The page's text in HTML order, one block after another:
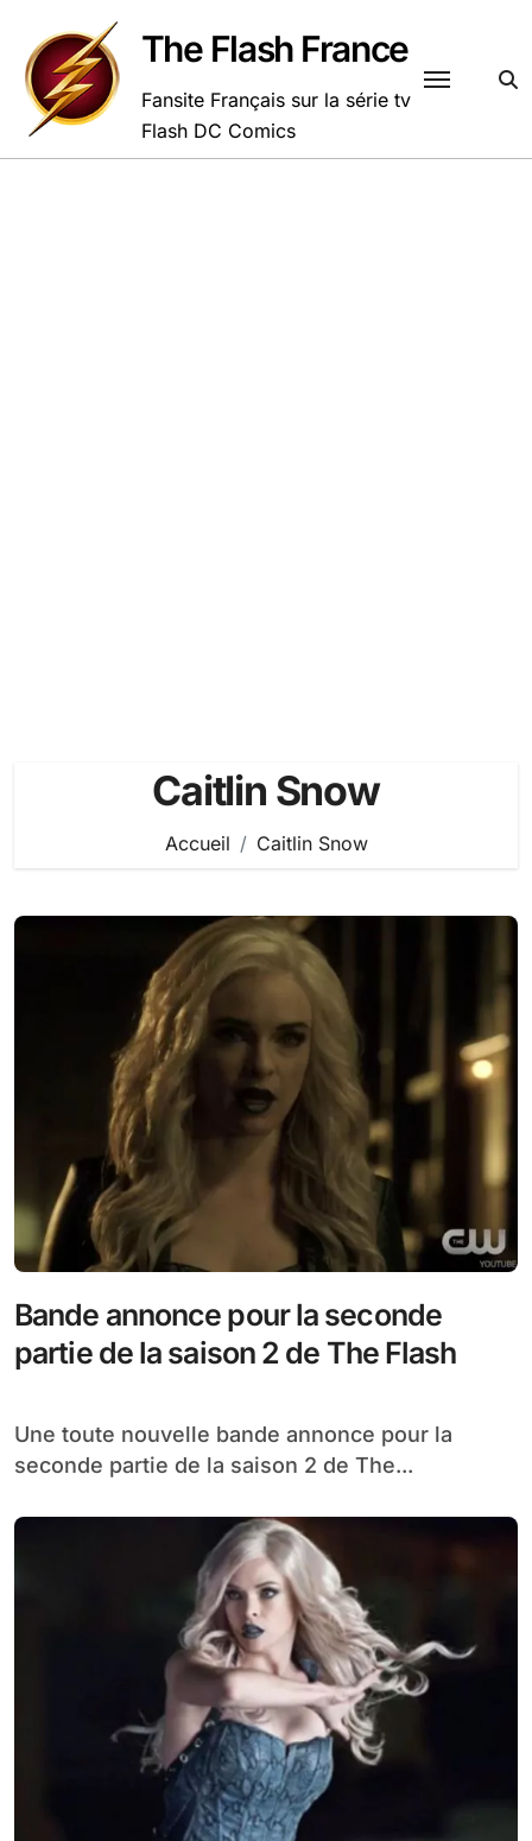
contenu
The Flash France
Fansite Français sur la série tv
Flash DC Comics
Caitlin Snow
Accueil Caitlin Snow
Bande annonce pour la seconde
partie de la saison 2 de The Flash
Une toute nouvelle bande annonce pour la
seconde partie de la saison 2 de The...